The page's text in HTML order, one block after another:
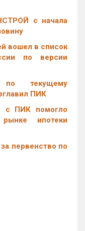
с начала
вошел в список
по версии
текущему
ПИК
с ПИК помогло
ипотеки
первенство по